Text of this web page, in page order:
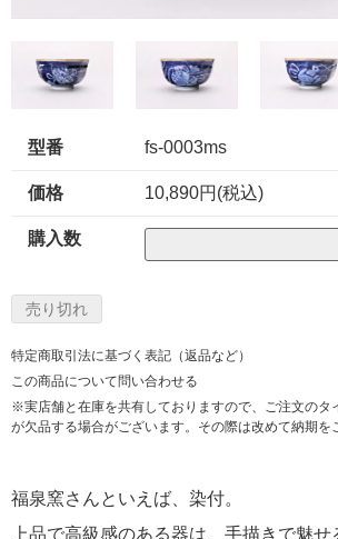
型番 fs-0003ms
価格 10,890円(税込)
購入数
特定商取引法に基づく表記（返品など）
この商品について問い合わせる
※実店舗と在庫を共有しておりますので、ご注文のタ
が欠品する場合がございます。その際は改めて納期を
福泉窯さんといえば、染付。
上品で高級感のある器は、手描きで魅せ